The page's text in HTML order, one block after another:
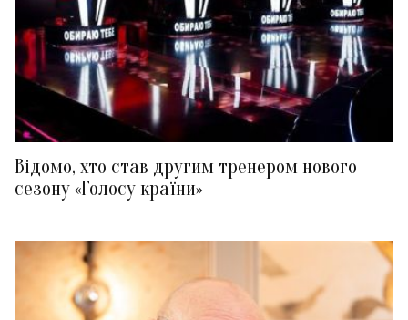
Відомо, хто став другим тренером нового
сезону «Голосу країни»